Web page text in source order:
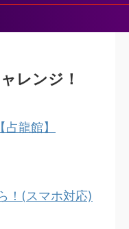
レンジ！
龍館】
！(スマホ対応)